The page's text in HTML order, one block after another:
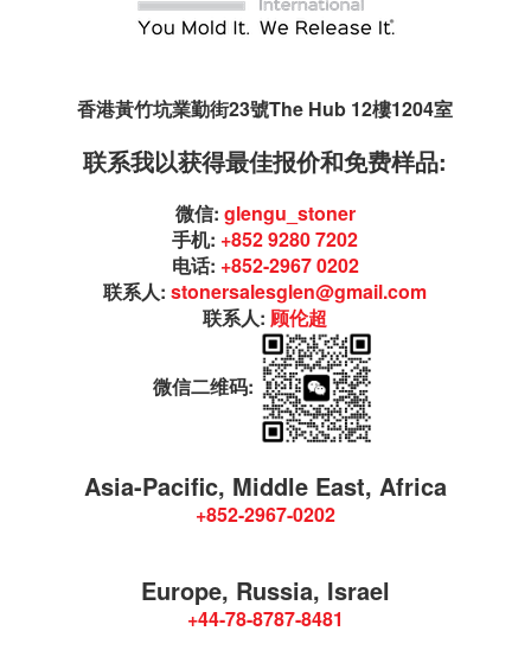
香港黃竹坑業勤街23號The Hub 12樓1204室
联系我以获得最佳报价和免费样品:
微信: glengu_stoner
手机: +852 9280 7202
电话: +852-2967 0202
联系人:stonersalesglen@gmail.com
联系人: 顾伦超
微信二维码:
Asia-Pacific, Middle East, Africa
+852-2967-0202
Europe, Russia, Israel
+44-78-8787-8481